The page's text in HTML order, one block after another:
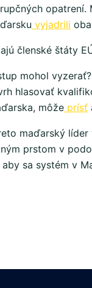
vyjadrili
členské štáty
mohol
hlasovať
môže prísť
maďarský
prstom v
sa systém v